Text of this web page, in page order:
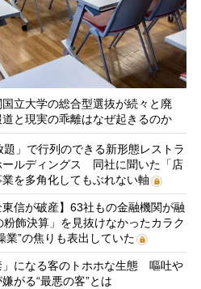
立大学の総合型選抜が続々と廃
と現実の乖離はなぜ起きるのか
題」で行列のできる新形態レストラ
ールディングス 同社に聞いた「店
を多角化してもぶれない軸
東信が破産】63社もの金融機関が融
飾決算」を見抜けなかったカラク
”の焦りも表出していた
」になる客のトホホな生態 嘔吐や
がる“最悪の客”とは